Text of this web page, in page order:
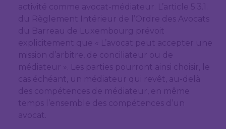
activité comme avocat-médiateur. L’article 5.3.1.
du Règlement Intérieur de l’Ordre des Avocats
du Barreau de Luxembourg prévoit
explicitement que « L’avocat peut accepter une
mission d’arbitre, de conciliateur ou de
médiateur ». Les parties pourront ainsi choisir, le
cas échéant, un médiateur qui revêt, au-delà
des compétences de médiateur, en même
temps l’ensemble des compétences d’un
avocat.